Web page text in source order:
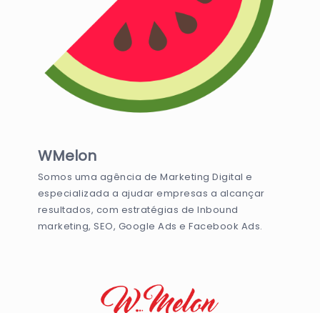
WMelon
Somos uma agência de Marketing Digital e
especializada a ajudar empresas a alcançar
resultados, com estratégias de Inbound
marketing, SEO, Google Ads e Facebook Ads.